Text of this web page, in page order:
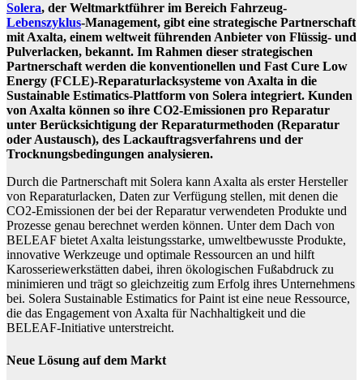
Solera, der Weltmarktführer im Bereich Fahrzeug-
Lebenszyklus-Management, gibt eine strategische Partnerschaft
mit Axalta, einem weltweit führenden Anbieter von Flüssig- und
Pulverlacken, bekannt. Im Rahmen dieser strategischen
Partnerschaft werden die konventionellen und Fast Cure Low
Energy (FCLE)-Reparaturlacksysteme von Axalta in die
Sustainable Estimatics-Plattform von Solera integriert. Kunden
von Axalta können so ihre CO2-Emissionen pro Reparatur
unter Berücksichtigung der Reparaturmethoden (Reparatur
oder Austausch), des Lackauftragsverfahrens und der
Trocknungsbedingungen analysieren.
Durch die Partnerschaft mit Solera kann Axalta als erster Hersteller
von Reparaturlacken, Daten zur Verfügung stellen, mit denen die
CO2-Emissionen der bei der Reparatur verwendeten Produkte und
Prozesse genau berechnet werden können. Unter dem Dach von
BELEAF bietet Axalta leistungsstarke, umweltbewusste Produkte,
innovative Werkzeuge und optimale Ressourcen an und hilft
Karosseriewerkstätten dabei, ihren ökologischen Fußabdruck zu
minimieren und trägt so gleichzeitig zum Erfolg ihres Unternehmens
bei. Solera Sustainable Estimatics for Paint ist eine neue Ressource,
die das Engagement von Axalta für Nachhaltigkeit und die
BELEAF-Initiative unterstreicht.
Neue Lösung auf dem Markt